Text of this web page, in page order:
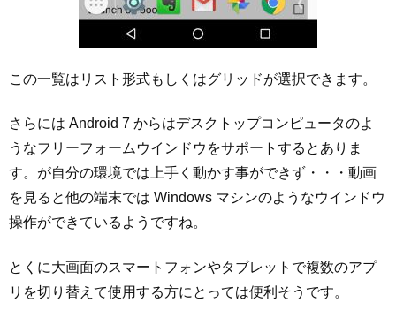
この一覧はリスト形式もしくはグリッドが選択できます。
さらには Android 7 からはデスクトップコンピュータのよ
うなフリーフォームウインドウをサポートするとありま
す。が自分の環境では上手く動かす事ができず・・・動画
を見ると他の端末では Windows マシンのようなウインドウ
操作ができているようですね。
とくに大画面のスマートフォンやタブレットで複数のアプ
リを切り替えて使用する方にとっては便利そうです。